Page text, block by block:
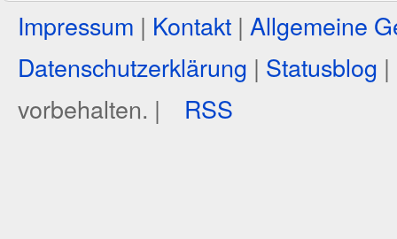
Impressum | Kontakt | Allgemeine
Datenschutzerklärung | Statusblog |
vorbehalten. |
RSS